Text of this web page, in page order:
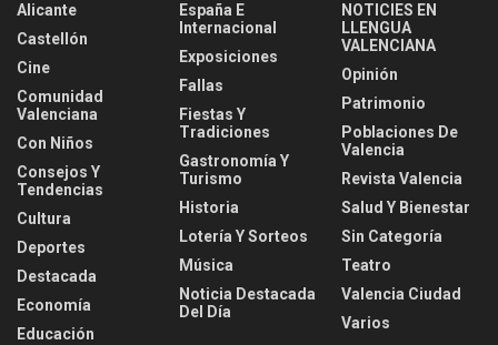
Alicante
Castellón
Cine
Comunidad
Valenciana
Con Niños
Consejos Y
Tendencias
Cultura
Deportes
Destacada
Economía
Educación
España E
Internacional
Exposiciones
Fallas
Fiestas Y
Tradiciones
Gastronomía Y
Turismo
Historia
Lotería Y Sorteos
Música
Noticia Destacada
Del Día
NOTICIES EN
LLENGUA
VALENCIANA
Opinión
Patrimonio
Poblaciones De
Valencia
Revista Valencia
Salud Y Bienestar
Sin Categoría
Teatro
Valencia Ciudad
Varios